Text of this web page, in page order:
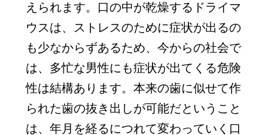
えられます。口の中が乾燥するドライマ
ウスは、ストレスのために症状が出るの
も少なからずあるため、今からの社会で
は、多忙な男性にも症状が出てくる危険
性は結構あります。本来の歯に似せて作
られた歯の抜き出しが可能だということ
は、年月を経るにつれて変わっていく口